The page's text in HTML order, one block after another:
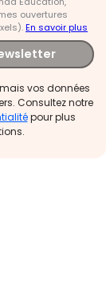
ouvertures
En savoir plus
vos données
Consultez notre
pour plus